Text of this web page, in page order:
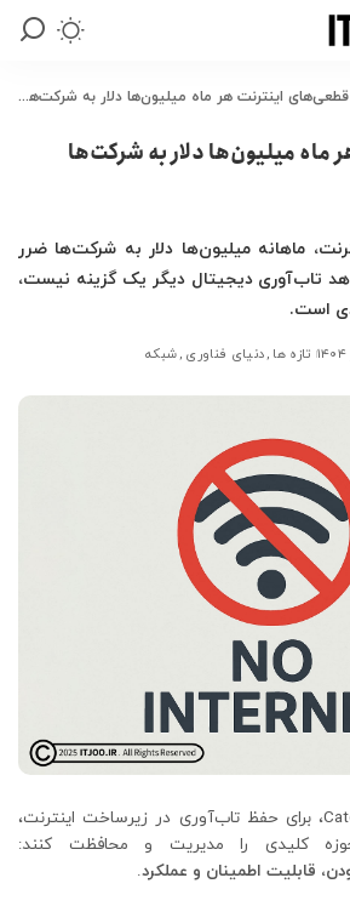
قطعی‌های اینترنت هر ماه میلیون‌ها دلار به شرکت‌ها لطمه می‌زند
ماه میلیون‌ها دلار به شرکت‌ها
ماهانه میلیون‌ها دلار به شرکت‌ها ضرر
تاب‌آوری دیجیتال دیگر یک گزینه نیست،
است.
تازه ها دنیای فناوری شبکه
بر اساس گزارش Catchpoint، برای حفظ تاب‌آوری در زیرساخت اینترنت،
کلیدی را مدیریت و محافظت کنند:
قابلیت اطمینان و عملکرد.